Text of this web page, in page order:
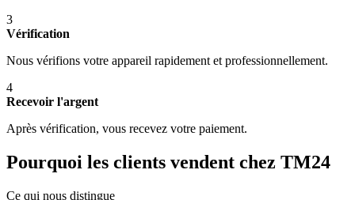
3
Vérification
Nous vérifions votre appareil rapidement et professionnellement.
4
Recevoir l'argent
Après vérification, vous recevez votre paiement.
Pourquoi les clients vendent chez TM24
Ce qui nous distingue